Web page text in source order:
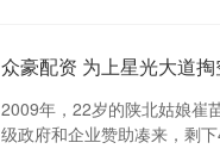
众豪配资 为上星光大道
2009年，22岁的陕北姑娘
级政府和企业赞助凑来，剩